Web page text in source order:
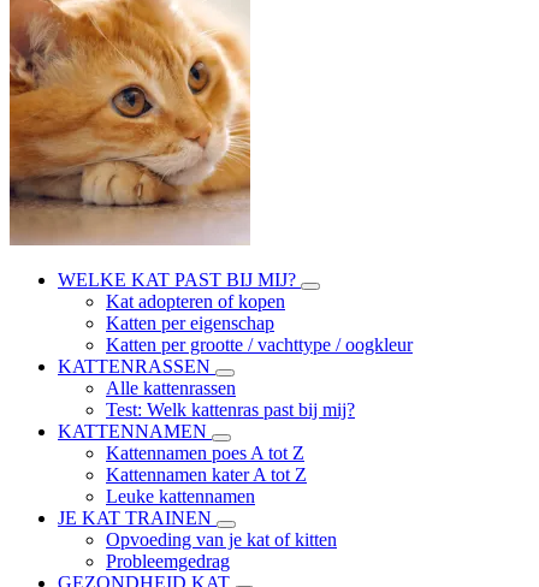
WELKE KAT PAST BIJ MIJ?
Kat adopteren of kopen
Katten per eigenschap
Katten per grootte / vachttype / oogkleur
KATTENRASSEN
Alle kattenrassen
Test: Welk kattenras past bij mij?
KATTENNAMEN
Kattennamen poes A tot Z
Kattennamen kater A tot Z
Leuke kattennamen
JE KAT TRAINEN
Opvoeding van je kat of kitten
Probleemgedrag
GEZONDHEID KAT